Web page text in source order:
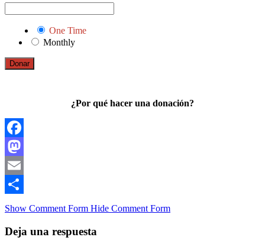
One Time
Monthly
Donar
¿Por qué hacer una donación?
Facebook
Mastodon
Email
Compartir
Show Comment Form Hide Comment Form
Deja una respuesta